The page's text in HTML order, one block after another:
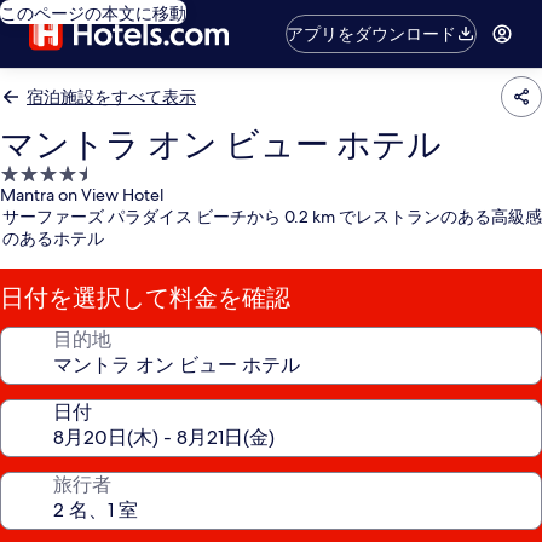
このページの本文に移動
アプリをダウンロード
宿泊施設をすべて表示
マントラ オン ビュー ホテル
4.5
つ
星
泊
施
設
Mantra on View Hotel
サーファーズ パラダイス ビーチから 0.2 km でレストランのある高級感
のあるホテル
日付を選択して料金を確認
目的地
日付
旅行者